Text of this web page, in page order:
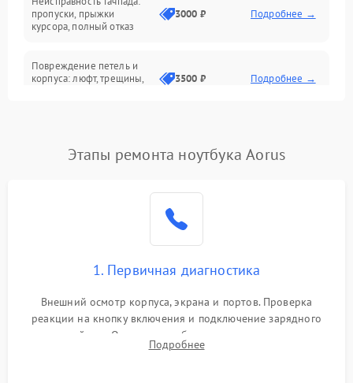
Сеть и интернет
пропуски, прыжки
курсора, полный отказ
3000 ₽ Подробнее →
Повреждение петель и
корпуса: люфт, трещины,
3500 ₽ Подробнее →
невозможность зарядки,
2500 ₽ Подробнее →
2000 ₽
Перегрев из‑за пыли,
неисправности кулера
Выход из строя SSD или
HDD: медленная загрузка,
Этапы ремонта ноутбука Aorus
1. Первичная диагностика
Внешний осмотр корпуса, экрана и портов. Проверка
реакции на кнопку включения и подключение зарядного
устройства. Оценка потребления тока с помощью
лабораторного блока питания для локализации проблемы.
Подробнее